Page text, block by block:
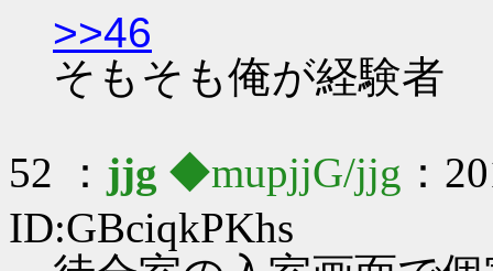
>>46
そもそも俺が経験者
52 ： jjg ◆mupjjG/jjg ：
ID:GBciqkPKhs